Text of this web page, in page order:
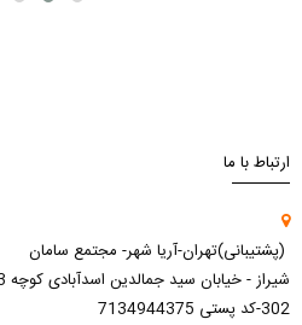
ارتباط با ما
(پشتیبانی)تهران-آریا شهر- مجتمع سامان
302-کد پستی 7134944375